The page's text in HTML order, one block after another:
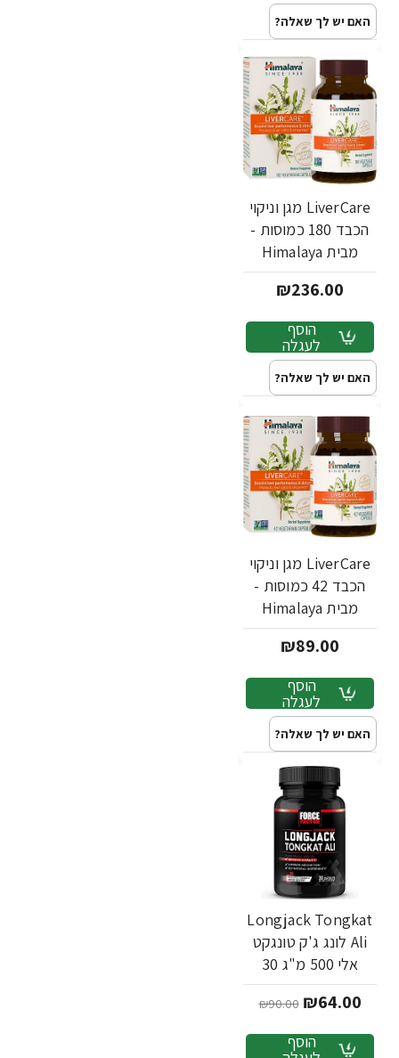
האם יש לך שאלה?
LiverCare מגן וניקוי
הכבד 180 כמוסות -
מבית Himalaya
₪236.00
הוסף
לעגלה
האם יש לך שאלה?
LiverCare מגן וניקוי
הכבד 42 כמוסות -
מבית Himalaya
₪89.00
הוסף
לעגלה
האם יש לך שאלה?
Longjack Tongkat
Ali לונג ג'ק טונגקט
אלי 500 מ"ג 30
כמוסות - מבית Force
Factor
₪64.00
₪90.00
הוסף